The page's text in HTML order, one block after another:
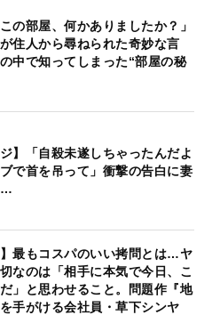
の部屋、何かありましたか？」
住人から尋ねられた奇妙な言
で知ってしまった“部屋の秘
ジ】「自殺未遂しちゃったんだよ
で首を吊って」衝撃の告白に妻
】最もコスパのいい拷問とは…ヤ
なのは「相手に本気で今日、こ
」と思わせること。問題作『地
手がける会社員・草下シンヤ